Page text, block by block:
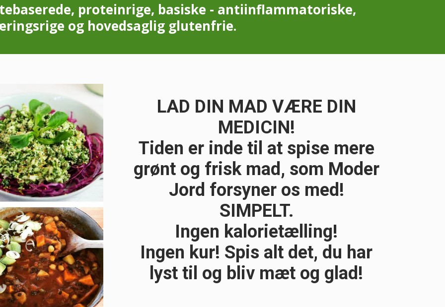
proteinrige, basiske - antiinflammatoriske,
og hovedsaglig glutenfrie.
LAD DIN MAD VÆRE DIN
MEDICIN!
Tiden er inde til at spise mere
grønt og frisk mad, som Moder
Jord forsyner os med!
SIMPELT.
Ingen kalorietælling!
Ingen kur! Spis alt det, du har
lyst til og bliv mæt og glad!